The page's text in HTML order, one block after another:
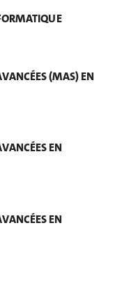
(MAS) EN
EN
EN